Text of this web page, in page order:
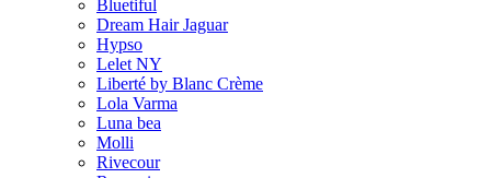
Bluetiful
Dream Hair Jaguar
Hypso
Lelet NY
Liberté by Blanc Crème
Lola Varma
Luna bea
Molli
Rivecour